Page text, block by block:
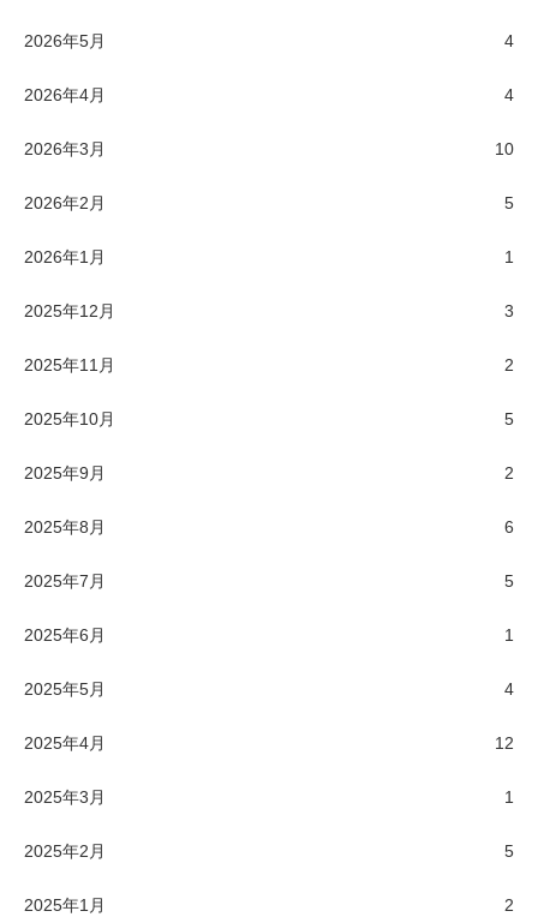
2026年5月 4
2026年4月 4
2026年3月 10
2026年2月 5
2026年1月 1
2025年12月 3
2025年11月 2
2025年10月 5
2025年9月 2
2025年8月 6
2025年7月 5
2025年6月 1
2025年5月 4
2025年4月 12
2025年3月 1
2025年2月 5
2025年1月 2